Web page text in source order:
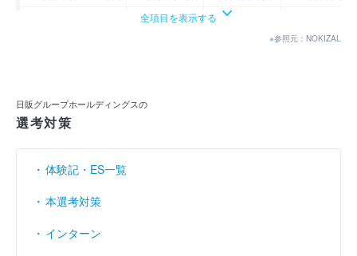
44億2000万
売上伸び率
営業利益率 （％） 0.8 0.56 - 0.09
経常利益率 （％）
全項目を表示する
※参照元：NOKIZAL
日販グループホールディングスの
選考対策
体験記・ES一覧
本選考対策
インターン